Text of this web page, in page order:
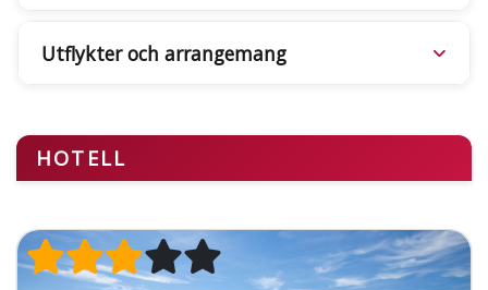
Utflykter och arrangemang
HOTELL